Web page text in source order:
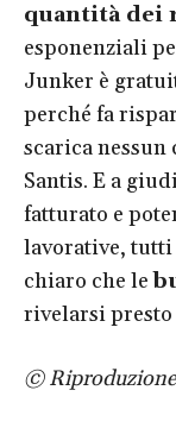
quantità
esponenziali
Junker è
perché fa
scarica nessun
Santis. E a
fatturato e
lavorative, tutti
chiaro che le
rivelarsi presto
©